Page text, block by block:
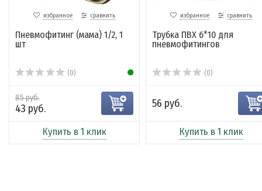
избранное сравнить
Пневмофитинг (мама) 1/2, 1
шт
(0)
85 руб.
43 руб.
Купить в 1 клик
избранное сравнить
Трубка ПВХ 6*10 для
пневмофитингов
(0)
56 руб.
Купить в 1 клик